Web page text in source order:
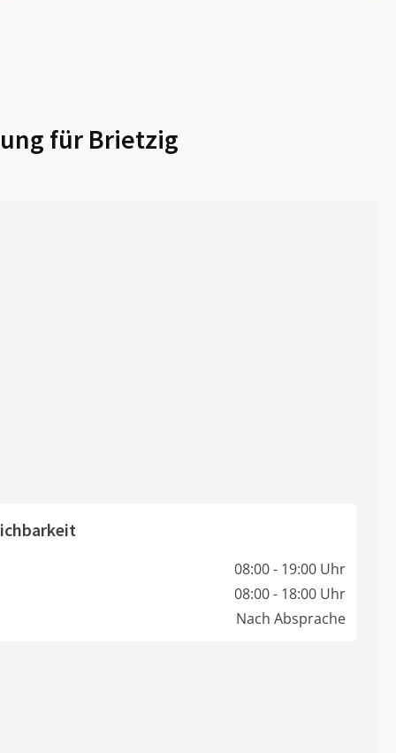
für Brietzig
08:00 - 19:00 Uhr
08:00 - 18:00 Uhr
Nach Absprache